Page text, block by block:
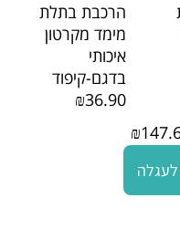
הרכבת בתלת
מימד מקרטון
איכותי
בדגם-קיפוד
₪36.90
₪